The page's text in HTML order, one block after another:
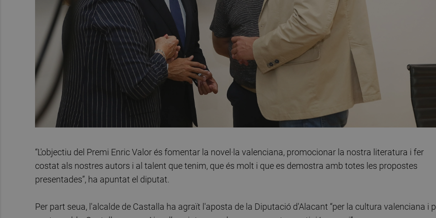
“L'objectiu del Premi Enric Valor és fomentar la novel·la valenciana, promocionar la nostra literatura i fer
costat als nostres autors i al talent que tenim, que és molt i que es demostra amb totes les propostes
presentades”, ha apuntat el diputat.
Per part seua, l'alcalde de Castalla ha agraït l'aposta de la Diputació d'Alacant “per la cultura valenciana i